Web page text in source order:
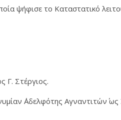
ψήφισε το Καταστατικό
Γ. Στέργιος.
΄Αδελφότης Αγναντιτών΄ ως